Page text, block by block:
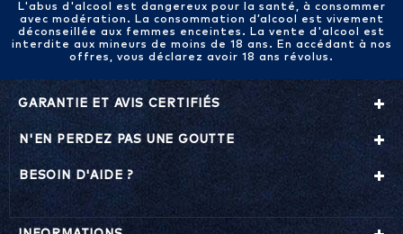
L'abus d'alcool est dangereux pour la santé, à consommer
avec modération. La consommation d’alcool est vivement
déconseillée aux femmes enceintes. La vente d'alcool est
interdite aux mineurs de moins de 18 ans. En accédant à nos
offres, vous déclarez avoir 18 ans révolus.
GARANTIE ET AVIS CERTIFIÉS
N'EN PERDEZ PAS UNE GOUTTE
BESOIN D'AIDE ?